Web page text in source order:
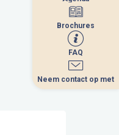
Brochures
FAQ
Neem contact op met